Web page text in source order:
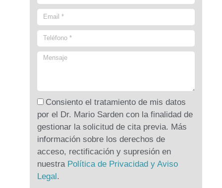
Consiento el tratamiento de mis datos
por el Dr. Mario Sarden con la finalidad de
gestionar la solicitud de cita previa. Más
información sobre los derechos de
acceso, rectificación y supresión en
nuestra Política de Privacidad y Aviso
Legal.